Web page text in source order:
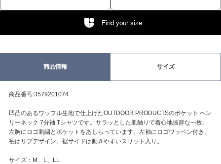
Find your size
商品情報 サイズ
商品番号:3579201074
凹凸のあるワッフル生地で仕上げたOUTDOOR PRODUCTSのポケット ヘン
リーネック 7分袖 Tシャツです。サラッとした肌触りで着心地抜群な一枚。
左胸にロゴ刺繍とポケットをあしらっています。左袖にロゴワッペン付き。
袖はリブデザイン。裾サイドは動きやすいスリット入り。
サイズ：M、L、LL